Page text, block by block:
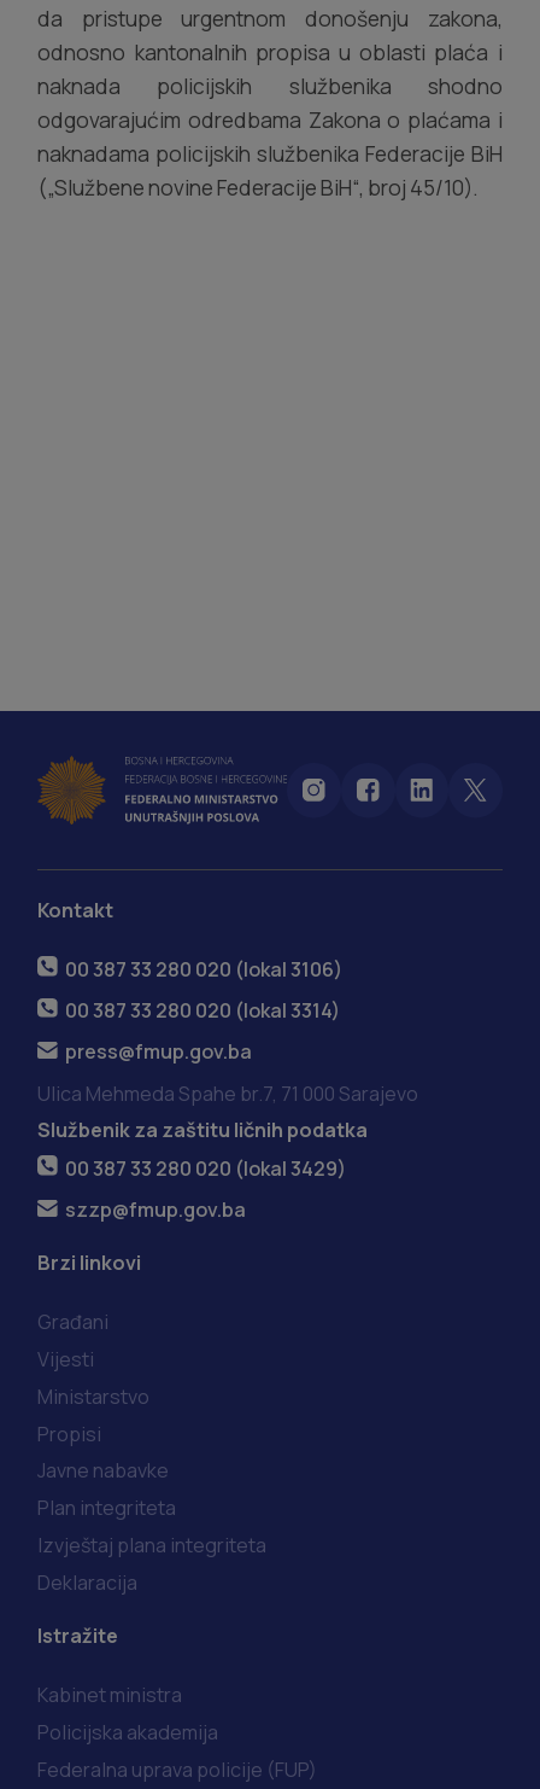
da pristupe urgentnom donošenju zakona,
odnosno kantonalnih propisa u oblasti plaća i
naknada policijskih službenika shodno
odgovarajućim odredbama Zakona o plaćama i
naknadama policijskih službenika Federacije BiH
(„Službene novine Federacije BiH“, broj 45/10).
Kontakt
00 387 33 280 020 (lokal 3106)
00 387 33 280 020 (lokal 3314)
press@fmup.gov.ba
Ulica Mehmeda Spahe br.7, 71 000 Sarajevo
Službenik za zaštitu ličnih podatka
00 387 33 280 020 (lokal 3429)
szzp@fmup.gov.ba
Brzi linkovi
Građani
Vijesti
Ministarstvo
Propisi
Javne nabavke
Plan integriteta
Izvještaj plana integriteta
Deklaracija
Istražite
Kabinet ministra
Policijska akademija
Federalna uprava policije (FUP)